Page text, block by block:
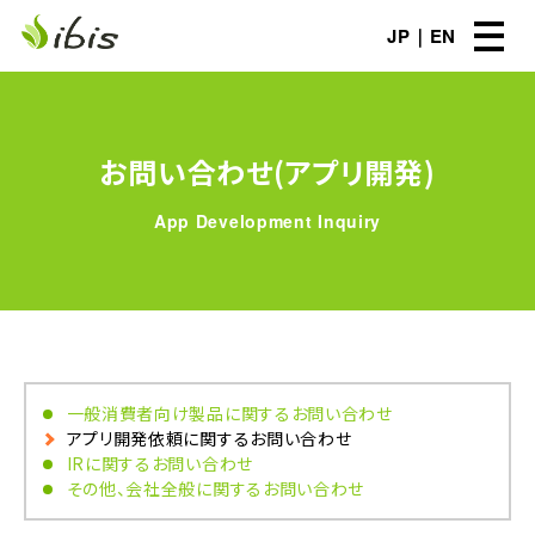
JP EN
お問い合わせ(アプリ開発)
App Development Inquiry
一般消費者向け製品に関するお問い合わせ
アプリ開発依頼に関するお問い合わせ
IRに関するお問い合わせ
その他、会社全般に関するお問い合わせ